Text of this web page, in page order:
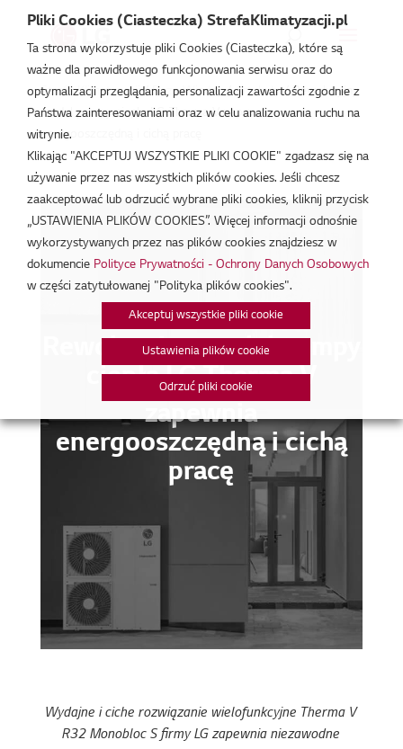
Strefa Klimatyzacji/Baza Wiedzy/Artykuły/Rewolucyjny
model pompy ciepła LG Therma V zapewnia
energooszczędną i cichą pracę
Rewolucyjny model pompy
ciepła LG Therma V
zapewnia
energooszczędną i cichą
pracę
Wydajne i ciche rozwiązanie wielofunkcyjne Therma V
R32 Monobloc S firmy LG zapewnia niezawodne
Pliki Cookies (Ciasteczka) StrefaKlimatyzacji.pl
Ta strona wykorzystuje pliki Cookies (Ciasteczka), które są
ważne dla prawidłowego funkcjonowania serwisu oraz do
optymalizacji przeglądania, personalizacji zawartości zgodnie z
Państwa zainteresowaniami oraz w celu analizowania ruchu na
witrynie.
Klikając "AKCEPTUJ WSZYSTKIE PLIKI COOKIE" zgadzasz się na
używanie przez nas wszystkich plików cookies. Jeśli chcesz
zaakceptować lub odrzucić wybrane pliki cookies, kliknij przycisk
„USTAWIENIA PLIKÓW COOKIES”. Więcej informacji odnośnie
wykorzystywanych przez nas plików cookies znajdziesz w
dokumencie Polityce Prywatności - Ochrony Danych Osobowych
w części zatytułowanej "Polityka plików cookies".
Akceptuj wszystkie pliki cookie
Ustawienia plików cookie
Odrzuć pliki cookie